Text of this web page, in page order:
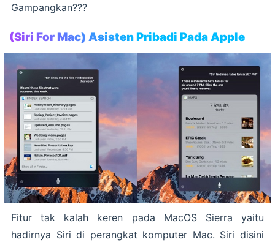
Gampangkan???
(Siri For Mac) Asisten Pribadi Pada Apple
Fitur tak kalah keren pada MacOS Sierra yaitu
hadirnya Siri di perangkat komputer Mac. Siri disini